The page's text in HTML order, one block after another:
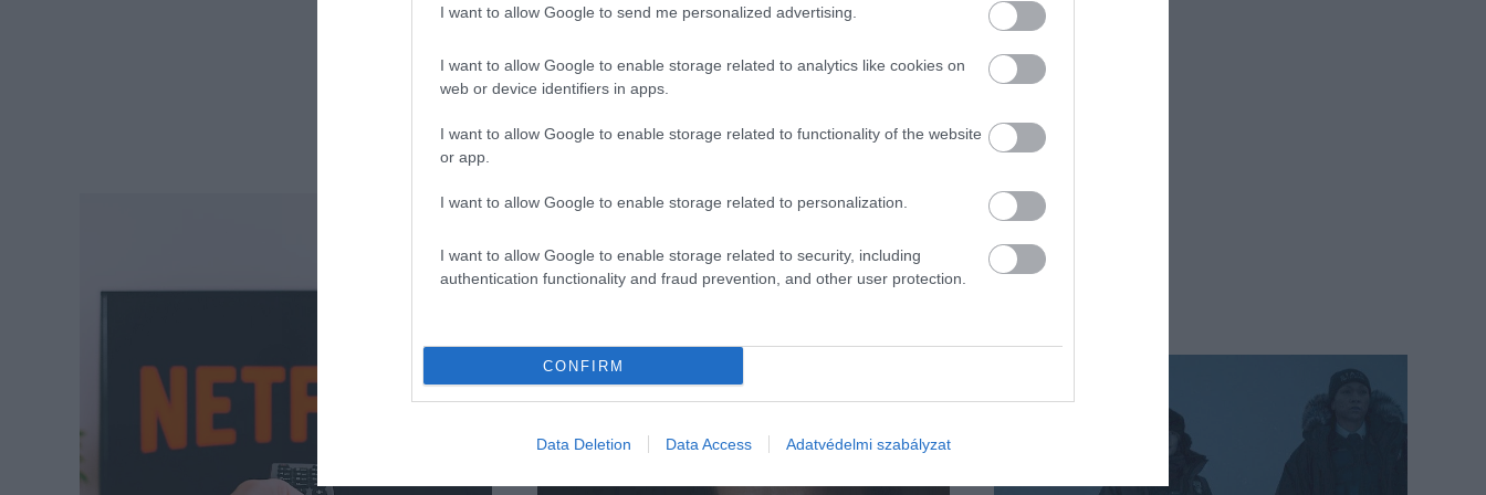
I want to allow Google to send me personalized advertising.
I want to allow Google to enable storage related to analytics like cookies on
web or device identifiers in apps.
I want to allow Google to enable storage related to functionality of the website
or app.
I want to allow Google to enable storage related to personalization.
I want to allow Google to enable storage related to security, including
authentication functionality and fraud prevention, and other user protection.
CONFIRM
Data Deletion Data Access Adatvédelmi szabályzat